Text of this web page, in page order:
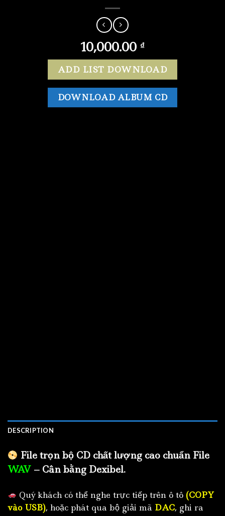
10,000.00 ₫
ADD LIST DOWNLOAD
DOWNLOAD ALBUM CD
DESCRIPTION
File trọn bộ CD chất lượng cao chuẩn File
WAV – Cân bằng Dexibel.
Quý khách có thể nghe trực tiếp trên ô tô (COPY
vào USB), hoặc phát qua bộ giải mã DAC, ghi ra